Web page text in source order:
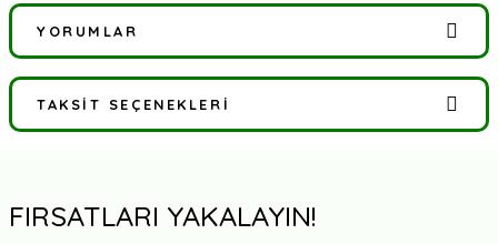
YORUMLAR
Bu ürüne ilk yorumu siz yapın!
TAKSIT SEÇENEKLERI
FIRSATLARI YAKALAYIN!